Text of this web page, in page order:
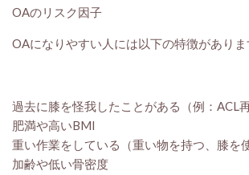
OAのリスク因子
OAになりやすい人には以下の特徴がありま
過去に膝を怪我したことがある（例：ACL再
肥満や高いBMI
重い作業をしている（重い物を持つ、膝を
加齢や低い骨密度